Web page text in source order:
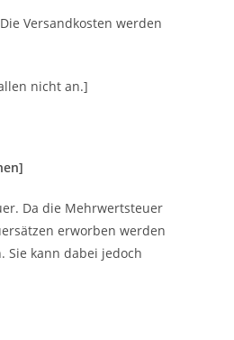
Versandkosten werden
nicht an.]
Da die Mehrwertsteuer
erworben werden
Sie kann dabei jedoch